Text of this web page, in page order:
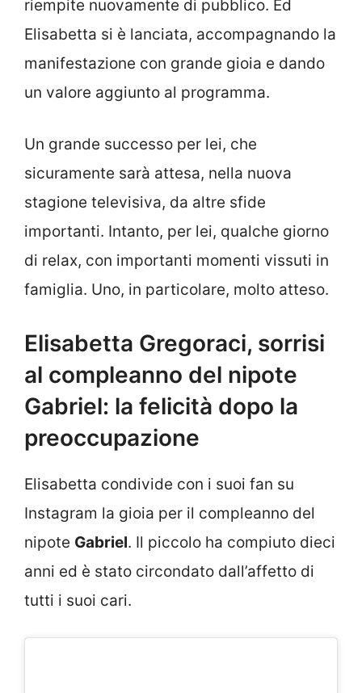
riempite nuovamente di pubblico. Ed
Elisabetta si è lanciata, accompagnando la
manifestazione con grande gioia e dando
un valore aggiunto al programma.
Un grande successo per lei, che
sicuramente sarà attesa, nella nuova
stagione televisiva, da altre sfide
importanti. Intanto, per lei, qualche giorno
di relax, con importanti momenti vissuti in
famiglia. Uno, in particolare, molto atteso.
Elisabetta Gregoraci, sorrisi
al compleanno del nipote
Gabriel: la felicità dopo la
preoccupazione
Elisabetta condivide con i suoi fan su
Instagram la gioia per il compleanno del
nipote Gabriel. Il piccolo ha compiuto dieci
anni ed è stato circondato dall’affetto di
tutti i suoi cari.